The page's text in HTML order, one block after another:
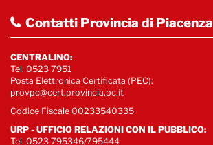
Contatti Provincia di Piacenza
CENTRALINO:
Tel. 0523 7951
Posta Elettronica Certificata (PEC):
provpc@cert.provincia.pc.it
Codice Fiscale 00233540335
URP - UFFICIO RELAZIONI CON IL PUBBLICO:
Tel. 0523 795346/795444